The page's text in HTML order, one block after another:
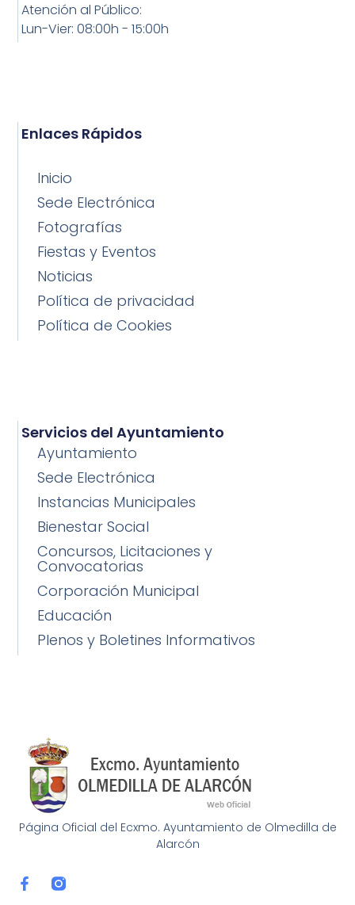
Página Oficial del Ecxmo. Ayuntamiento de Olmedilla de
Alarcón
Servicios del Ayuntamiento
Ayuntamiento
Sede Electrónica
Instancias Municipales
Bienestar Social
Concursos, Licitaciones y
Convocatorias
Corporación Municipal
Educación
Plenos y Boletines Informativos
Enlaces Rápidos
Inicio
Sede Electrónica
Fotografías
Fiestas y Eventos
Noticias
Política de privacidad
Política de Cookies
Atención al Público:
Lun-Vier: 08:00h - 15:00h